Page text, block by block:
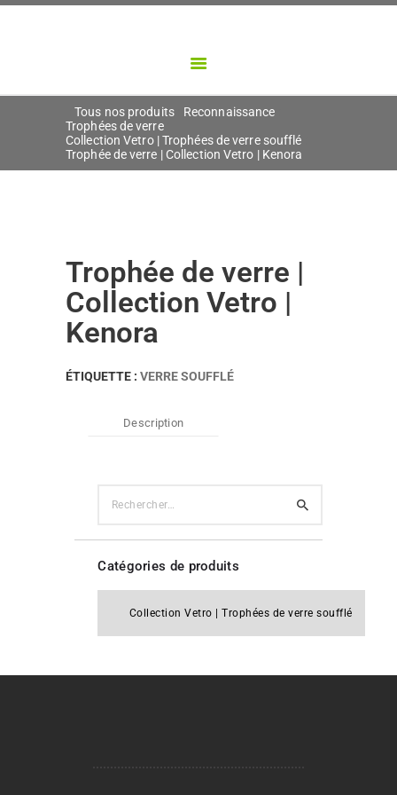
Tous nos produits
Reconnaissance
Trophées de verre
Collection Vetro | Trophées de verre soufflé
Trophée de verre | Collection Vetro | Kenora
Créateur d'objets porteurs de sens
Trophée de verre |
Collection Vetro |
Kenora
ÉTIQUETTE : VERRE SOUFFLÉ
Description
Catégories de produits